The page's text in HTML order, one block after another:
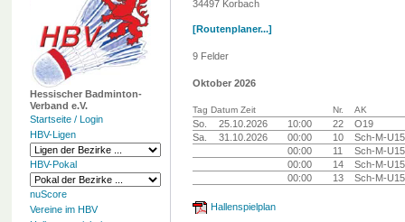
Hessischer Badminton-
Verband e.V.
Startseite / Login
HBV-Ligen
HBV-Pokal
nuScore
Vereine im HBV
34497 Korbach
[Routenplaner...]
9 Felder
Oktober 2026
Tag Datum Zeit Nr. AK
So. 25.10.2026 10:00 22
O19
Sa.
31.10.2026 00:00 10
Sch-M-U15
00:00
11
Sch-M-U15
00:00
14
Sch-M-U15
00:00
13 Sch-M-U15
Hallenspielplan